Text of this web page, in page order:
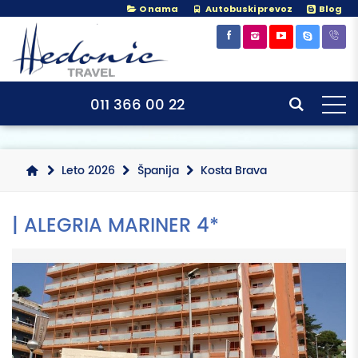
O nama Autobuski prevoz Blog
011 366 00 22
Leto 2026 Španija Kosta Brava
| ALEGRIA MARINER 4*
×
×